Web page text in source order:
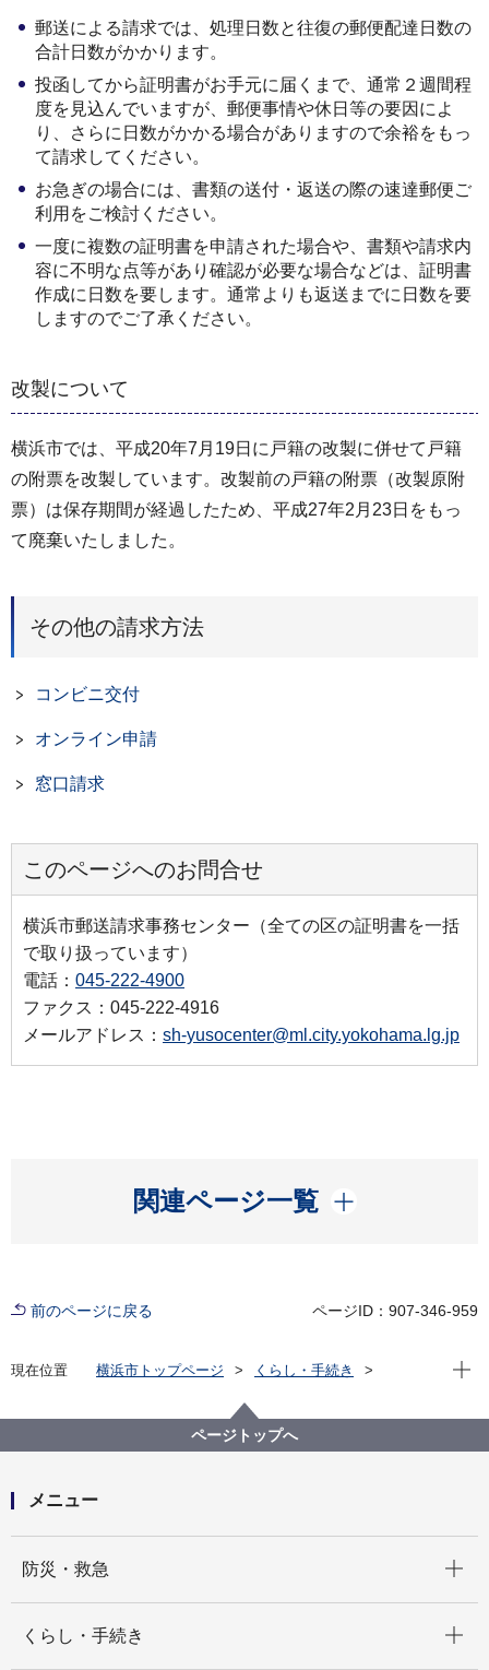
郵送による請求では、処理日数と往復の郵便配達日数の
合計日数がかかります。
投函してから証明書がお手元に届くまで、通常２週間程
度を見込んでいますが、郵便事情や休日等の要因によ
り、さらに日数がかかる場合がありますので余裕をもっ
て請求してください。
お急ぎの場合には、書類の送付・返送の際の速達郵便ご
利用をご検討ください。
一度に複数の証明書を申請された場合や、書類や請求内
容に不明な点等があり確認が必要な場合などは、証明書
作成に日数を要します。通常よりも返送までに日数を要
しますのでご了承ください。
改製について
横浜市では、平成20年7月19日に戸籍の改製に併せて戸籍
の附票を改製しています。改製前の戸籍の附票（改製原附
票）は保存期間が経過したため、平成27年2月23日をもっ
て廃棄いたしました。
その他の請求方法
コンビニ交付
オンライン申請
窓口請求
このページへのお問合せ
横浜市郵送請求事務センター（全ての区の証明書を一括
で取り扱っています）
電話： 045-222-4900
ファクス：045-222-4916
メールアドレス： sh-yusocenter@ml.city.yokohama.lg.jp
関連ページ一覧
開く
前のページに戻る ページID：907-346-959
現在位置 横浜市トップページ
くらし・手続き
届出・証明（戸籍・住民票など）
戸籍・住民票・印鑑登録・マイナンバーカード
戸籍・住民票・印鑑登録などの証明発行
現在
ページトップへ
メニュー
防災・救急
くらし・手続き